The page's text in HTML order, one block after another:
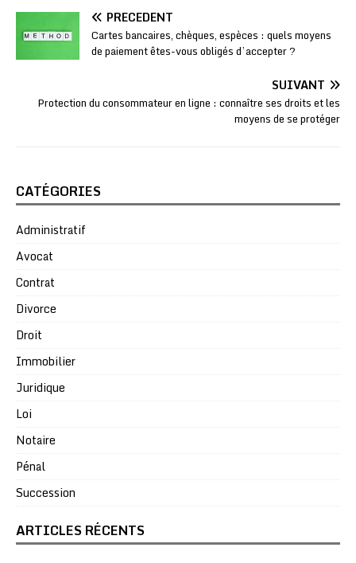
PRÉCÉDENT
Cartes bancaires, chèques, espèces : quels moyens
de paiement êtes-vous obligés d’accepter ?
SUIVANT
Protection du consommateur en ligne : connaître ses droits et les
moyens de se protéger
CATÉGORIES
Administratif
Avocat
Contrat
Divorce
Droit
Immobilier
Juridique
Loi
Notaire
Pénal
Succession
ARTICLES RÉCENTS